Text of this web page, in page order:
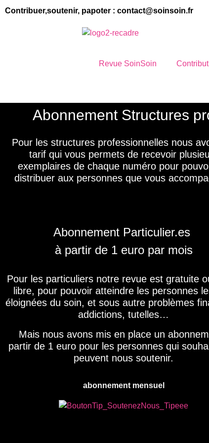
Contribuer,soutenir, papoter : contact@soinsoin.fr
Revue SoinSoin
Abonnement Structures
Pour les structures professionnelles nous
tarif qui vous permets de recevoir
exemplaires de chaque numéro pour
distribuer aux personnes que vous
Abonnement Particulier.es
à partir de 1 euro par mois
Pour les particuliers notre revue est gratuite
libre, pour pouvoir atteindre les personnes
éloignées du soin, et sous autre problèmes
addictions, tutelles…
Mais nous avons mis en place un
partir de 1 euro pour les personnes qui
peuvent nous soutenir.
abonnement mensuel